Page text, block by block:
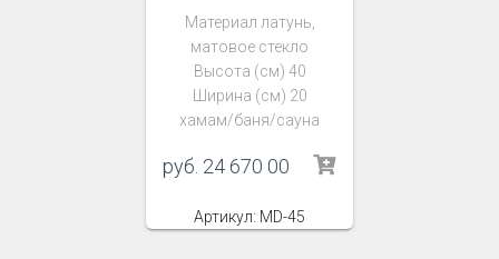
Материал латунь,
матовое стекло
Высота (см) 40
Ширина (см) 20
хамам/баня/сауна
руб. 24 670 00
Артикул: MD-45